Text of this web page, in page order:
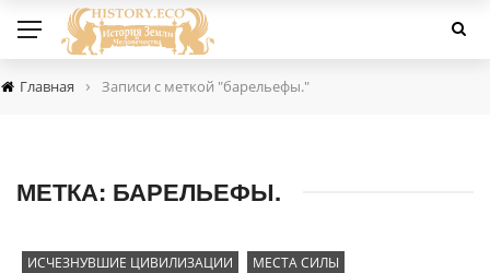
Главная › Записи с меткой "барельефы."
МЕТКА: БАРЕЛЬЕФЫ.
ИСЧЕЗНУВШИЕ ЦИВИЛИЗАЦИИ МЕСТА СИЛЫ